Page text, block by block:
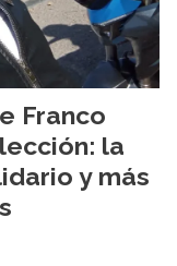
Franco
la
y más